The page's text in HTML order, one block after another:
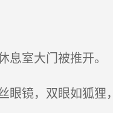
室大门被推开。
镜，双眼如狐狸